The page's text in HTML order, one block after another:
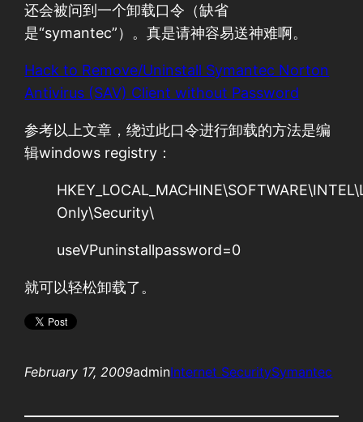
还会被问到一个卸载口令（缺省
是“symantec”）。真是请神容易送神难啊。
Hack to Remove/Uninstall Symantec Norton
Antivirus (SAV) Client without Password
参考以上文章，绕过此口令进行卸载的方法是编
辑windows registry：
Only\Security\
useVPuninstallpassword=0
就可以轻松卸载了。
February 17, 2009adminInternet SecuritySymantec